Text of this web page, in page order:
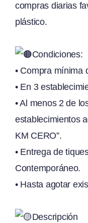
compras diarias
plástico.
Condiciones:
• Compra mínima
• En 3
• Al menos 2 de
establecimientos
KM CERO”.
• Entrega de
Contemporáneo.
• Hasta agotar
Descripción